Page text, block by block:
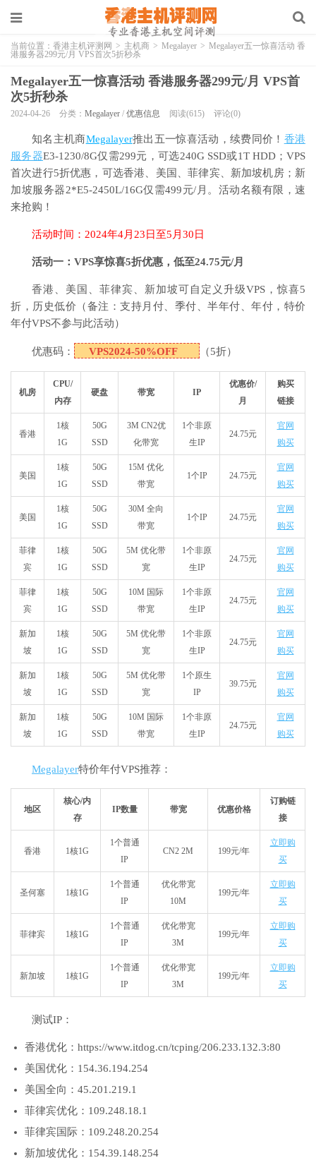
当前位置： 香港主机评测网 > 主机商 > Megalayer > Megalayer五一惊喜活动 香
港服务器299元/月 VPS首次5折秒杀
Megalayer五一惊喜活动 香港服务器299元/月 VPS首
次5折秒杀
2024-04-26 分类： Megalayer / 优惠信息 阅读(615) 评论(0)
知名主机商Megalayer推出五一惊喜活动，续费同价！ 香港
服务器E3-1230/8G仅需299元，可选240G SSD或1T HDD；VPS
首次进行5折优惠，可选香港、美国、菲律宾、新加坡机房；新
加坡服务器2*E5-2450L/16G仅需499元/月。活动名额有限，速
来抢购！
活动时间：2024年4月23日至5月30日
活动一：VPS享惊喜5折优惠，低至24.75元/月
香港、美国、菲律宾、新加坡可自定义升级VPS，惊喜5
折，历史低价（备注：支持月付、季付、半年付、年付，特价
年付VPS不参与此活动）
优惠码： VPS2024-50%OFF （5折）
机房
CPU/
内存
硬盘 带宽 IP
优惠价/
月
购买
链接
香港
1核
1G
50G
SSD
3M CN2优
化带宽
1个非原
生IP
24.75元
官网
购买
美国
1核
1G
50G
SSD
15M 优化
带宽
1个IP 24.75元
官网
购买
美国
1核
1G
50G
SSD
30M 全向
带宽
1个IP 24.75元
官网
购买
菲律
宾
1核
1G
50G
SSD
5M 优化带
宽
1个非原
生IP
24.75元
官网
购买
菲律
宾
1核
1G
50G
SSD
10M 国际
带宽
1个非原
生IP
24.75元
官网
购买
新加
坡
1核
1G
50G
SSD
5M 优化带
宽
1个非原
生IP
24.75元
官网
购买
新加
坡
1核
1G
50G
SSD
5M 优化带
宽
1个原生
IP
39.75元
官网
购买
新加
坡
1核
1G
50G
SSD
10M 国际
带宽
1个非原
生IP
24.75元
官网
购买
Megalayer特价年付VPS推荐：
地区
核心/内
存
IP数量 带宽 优惠价格
订购链
接
香港 1核1G
1个普通
IP
CN2 2M 199元/年
立即购
买
圣何塞 1核1G
1个普通
IP
优化带宽
10M
199元/年
立即购
买
菲律宾 1核1G
1个普通
IP
优化带宽
3M
199元/年
立即购
买
新加坡 1核1G
1个普通
IP
优化带宽
3M
199元/年
立即购
买
测试IP：
香港优化：https://www.itdog.cn/tcping/206.233.132.3:80
美国优化：154.36.194.254
美国全向：45.201.219.1
菲律宾优化：109.248.18.1
菲律宾国际：109.248.20.254
新加坡优化：154.39.148.254